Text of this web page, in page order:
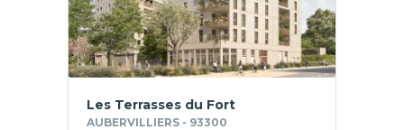
Les Terrasses du Fort
AUBERVILLIERS - 93300